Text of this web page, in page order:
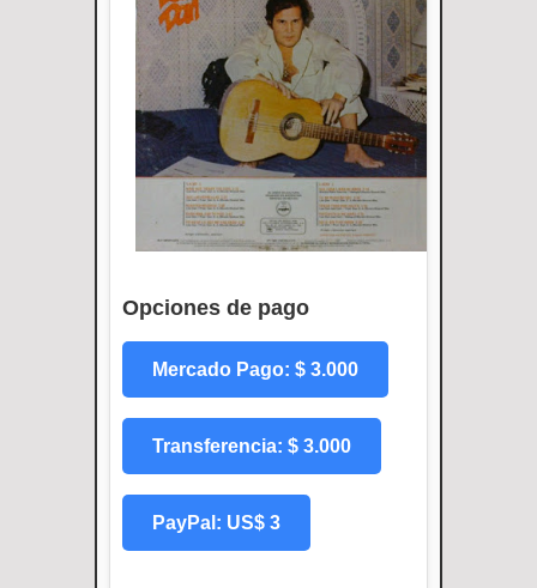
Opciones de pago
Mercado Pago: $ 3.000
Transferencia: $ 3.000
PayPal: US$ 3